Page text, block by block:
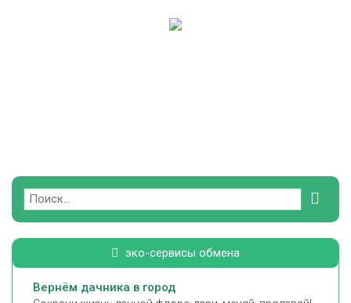
Поиск
эко-сервисы обмена
Вернём дачника в город